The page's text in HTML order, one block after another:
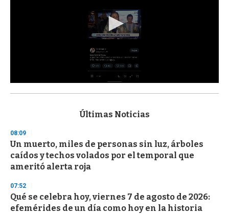
s
d
s
o
f
3
s
e
c
o
Últimas Noticias
08:09
Un muerto, miles de personas sin luz, árboles
caídos y techos volados por el temporal que
ameritó alerta roja
07:52
Qué se celebra hoy, viernes 7 de agosto de 2026:
efemérides de un día como hoy en la historia